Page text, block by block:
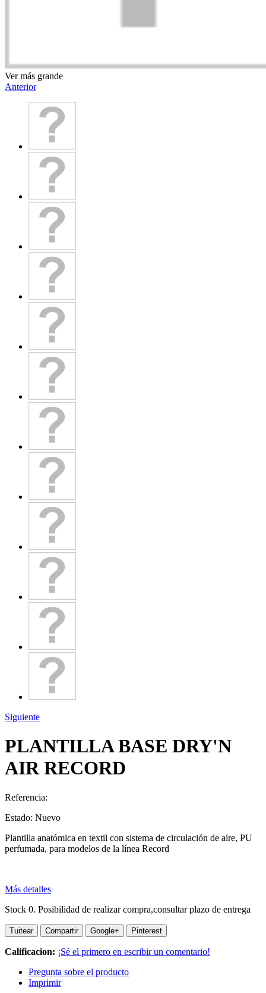
Ver más grande
Anterior
Siguiente
PLANTILLA BASE DRY'N
AIR RECORD
Referencia:
Estado: Nuevo
Plantilla anatómica en textil con sistema de circulación de aire, PU
perfumada, para modelos de la línea Record
Más detalles
Stock 0. Posibilidad de realizar compra,consultar plazo de entrega
Tuitear Compartir Google+ Pinterest
Calificacion: ¡Sé el primero en escribir un comentario!
Pregunta sobre el producto
Imprimir